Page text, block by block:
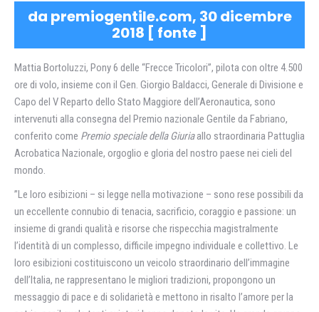
da premiogentile.com, 30 dicembre
2018 [ fonte ]
Mattia Bortoluzzi, Pony 6 delle “Frecce Tricolori”, pilota con oltre 4.500
ore di volo, insieme con il Gen. Giorgio Baldacci, Generale di Divisione e
Capo del V Reparto dello Stato Maggiore dell’Aeronautica, sono
intervenuti alla consegna del Premio nazionale Gentile da Fabriano,
conferito come Premio speciale della Giuriaallo straordinaria Pattuglia
Acrobatica Nazionale, orgoglio e gloria del nostro paese nei cieli del
mondo.
”Le loro esibizioni – si legge nella motivazione – sono rese possibili da
un eccellente connubio di tenacia, sacrificio, coraggio e passione: un
insieme di grandi qualità e risorse che rispecchia magistralmente
l’identità di un complesso, difficile impegno individuale e collettivo. Le
loro esibizioni costituiscono un veicolo straordinario dell’immagine
dell’Italia, ne rappresentano le migliori tradizioni, propongono un
messaggio di pace e di solidarietà e mettono in risalto l’amore per la